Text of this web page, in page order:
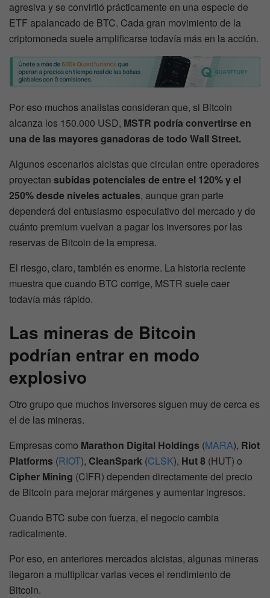
agresiva y se convirtió prácticamente en una especie de
ETF apalancado de BTC. Cada gran movimiento de la
criptomoneda suele amplificarse todavía más en la acción.
Por eso muchos analistas consideran que, si Bitcoin
alcanza los 150.000 USD, MSTR podría convertirse en
una de las mayores ganadoras de todo Wall Street.
Algunos escenarios alcistas que circulan entre operadores
proyectan subidas potenciales de entre el 120% y el
250% desde niveles actuales, aunque gran parte
dependerá del entusiasmo especulativo del mercado y de
cuánto premium vuelvan a pagar los inversores por las
reservas de Bitcoin de la empresa.
El riesgo, claro, también es enorme. La historia reciente
muestra que cuando BTC corrige, MSTR suele caer
todavía más rápido.
Las mineras de Bitcoin
podrían entrar en modo
explosivo
Otro grupo que muchos inversores siguen muy de cerca es
el de las mineras.
Empresas como Marathon Digital Holdings (MARA), Riot
Platforms (RIOT), CleanSpark (CLSK), Hut 8 (HUT) o
Cipher Mining (CIFR) dependen directamente del precio
de Bitcoin para mejorar márgenes y aumentar ingresos.
Cuando BTC sube con fuerza, el negocio cambia
radicalmente.
Por eso, en anteriores mercados alcistas, algunas mineras
llegaron a multiplicar varias veces el rendimiento de
Bitcoin.